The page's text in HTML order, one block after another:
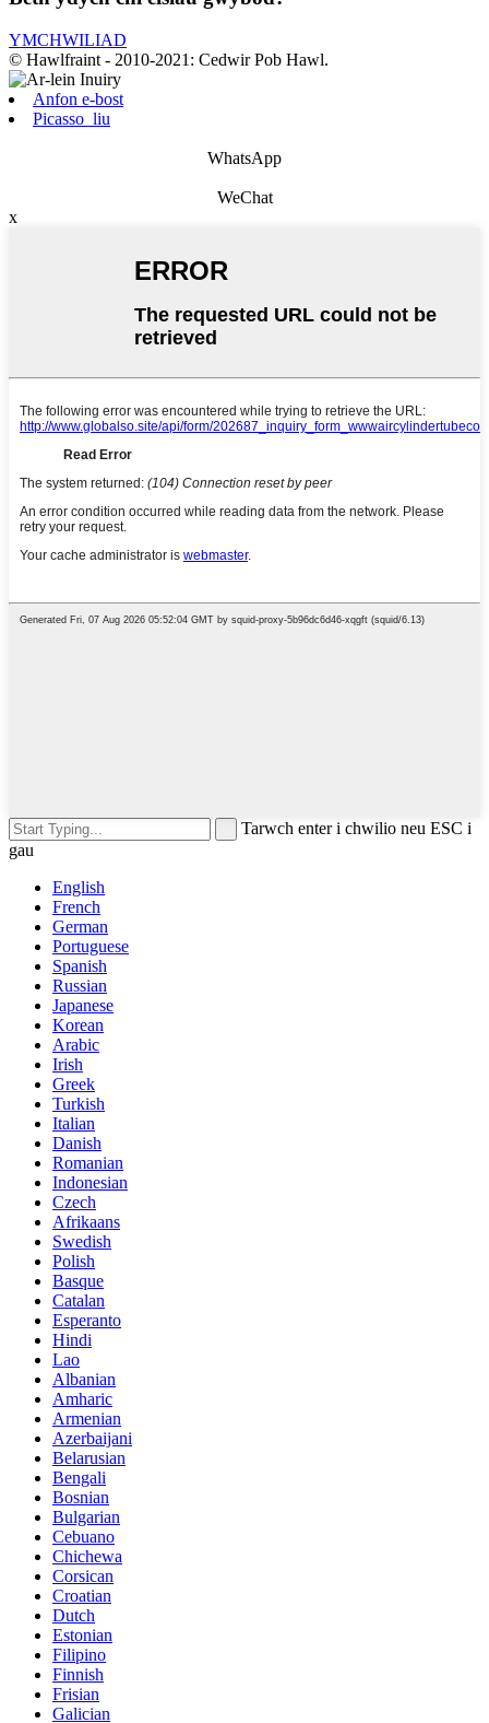
YMCHWILIAD
© Hawlfraint - 2010-2021: Cedwir Pob Hawl.
Anfon e-bost
Picasso_liu
WhatsApp
WeChat
x
Tarwch enter i chwilio neu ESC i
gau
English
French
German
Portuguese
Spanish
Russian
Japanese
Korean
Arabic
Irish
Greek
Turkish
Italian
Danish
Romanian
Indonesian
Czech
Afrikaans
Swedish
Polish
Basque
Catalan
Esperanto
Hindi
Lao
Albanian
Amharic
Armenian
Azerbaijani
Belarusian
Bengali
Bosnian
Bulgarian
Cebuano
Chichewa
Corsican
Croatian
Dutch
Estonian
Filipino
Finnish
Frisian
Galician